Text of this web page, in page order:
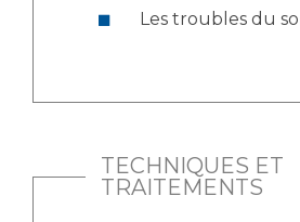
Les troubles du
TECHNIQUES ET
TRAITEMENTS